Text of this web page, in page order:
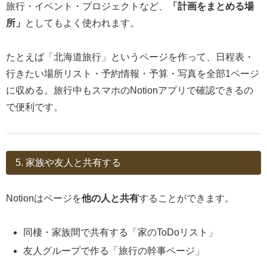
旅行・イベント・プロジェクトなど、
「計画をまとめる場
所」
としてもよく使われます。
たとえば「北海道旅行」というページを作って、日程表・
行きたい場所リスト・予約情報・予算・写真を全部1ページ
に収める。旅行中もスマホのNotionアプリで確認できるの
で便利です。
5. 家族や友人と共有する
Notionはページを他の人と共有することができます。
同棲・家族間で共有する「家のToDoリスト」
友人グループで作る「旅行の幹事ページ」